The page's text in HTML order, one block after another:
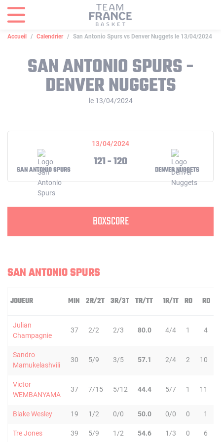
Accueil Calendrier San Antonio Spurs vs Denver Nuggets le 13/04/2024
SAN ANTONIO SPURS -
DENVER NUGGETS
le 13/04/2024
13/04/2024
SAN ANTONIO SPURS
121 - 120
DENVER NUGGETS
BOXSCORE
SAN ANTONIO SPURS
JOUEUR MIN 2R/2T 3R/3T TR/TT 1R/1T RO RD
Julian
Champagnie
37 2/2 2/3 80.0 4/4 1 4
Sandro
Mamukelashvili
30 5/9 3/5 57.1 2/4 2 10
Victor
WEMBANYAMA
37 7/15 5/12 44.4 5/7 1 11
Blake Wesley 19 1/2 0/0 50.0 0/0 0 1
Tre Jones 39 5/9 1/2 54.6 1/3 0 6
Panneau de gestion des cookies